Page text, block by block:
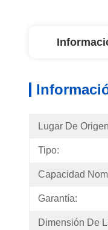
Lugar De
Tipo:
Capacidad
Garantía:
Dimensión De